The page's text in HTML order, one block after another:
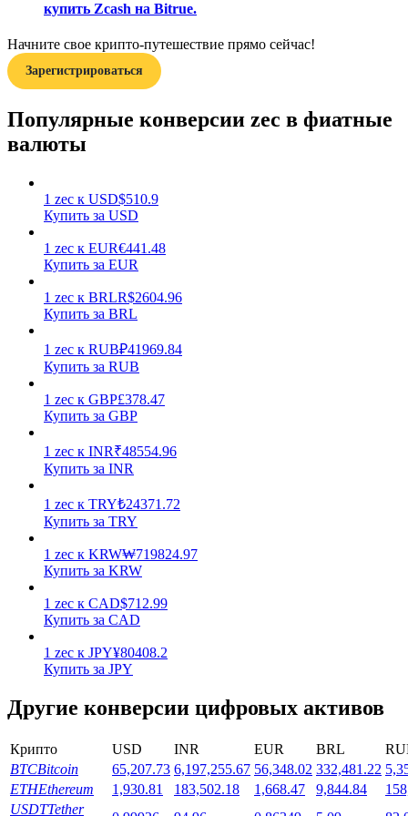
Заработок
Силовая свинья
Получайте конкурентные награды ежедневно
Высокая прибыль и мгновенный доступ
Launchpool
Гибкая ставка для заработка популярных токенов
купить Zcash на Bitrue.
Начните свое крипто-путешествие прямо сейчас!
Зарегистрироваться
Популярные конверсии zec в фиатные
валюты
1 zec к USD$510.9
Купить за USD
1 zec к EUR€441.48
Купить за EUR
1 zec к BRLR$2604.96
Купить за BRL
1 zec к RUB₽41969.84
Купить за RUB
1 zec к GBP£378.47
Купить за GBP
1 zec к INR₹48554.96
Купить за INR
1 zec к TRY₺24371.72
Купить за TRY
1 zec к KRW₩719824.97
Купить за KRW
1 zec к CAD$712.99
Купить за CAD
1 zec к JPY¥80408.2
Купить за JPY
Другие конверсии цифровых активов
Крипто USD INR EUR BRL
BTCBitcoin 65,207.73 6,197,255.67 56,348.02 332,481.22
ETHEthereum 1,930.81 183,502.18 1,668.47 9,844.84
USDTTether